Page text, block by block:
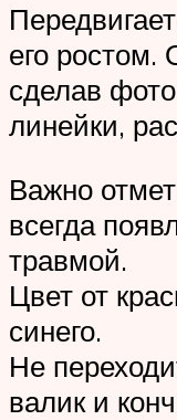
его ростом.
сделав
линейки,
Важно
всегда
травмой.
Цвет от
синего.
Не
валик и